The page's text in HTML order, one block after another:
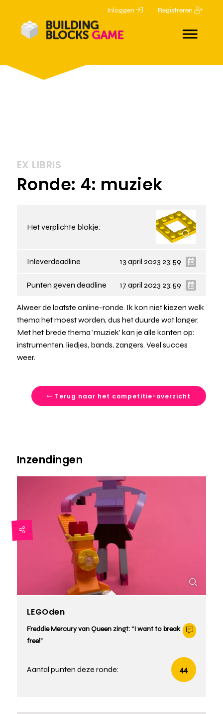
Inloggen Registreren
EX LIBRIS
Ronde: 4: muziek
Het verplichte blokje:
Inleverdeadline 13 april 2023 23:59
Punten geven deadline 17 april 2023 23:59
Alweer de laatste online-ronde. Ik kon niet kiezen welk
thema het moest worden, dus het duurde wat langer.
Met het brede thema 'muziek' kan je alle kanten op:
instrumenten, liedjes, bands, zangers. Veel succes
weer.
Terug naar het competitie-overzicht
Inzendingen
LEGOden
Freddie Mercury van Queen zingt: “I want to break
free!”
Aantal punten deze ronde: 44